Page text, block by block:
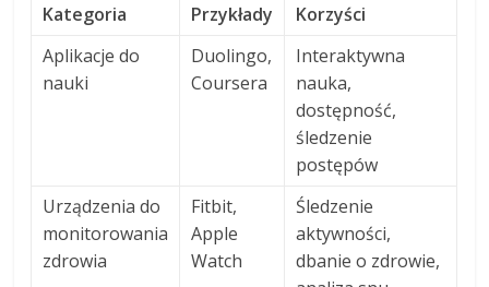
Kategoria Przykłady
Korzyści
Aplikacje do
nauki
Duolingo,
Coursera
Interaktywna
nauka,
dostępność,
śledzenie
postępów
Urządzenia do
monitorowania
zdrowia
Fitbit,
Apple
Watch
Śledzenie
aktywności,
dbanie o zdrowie,